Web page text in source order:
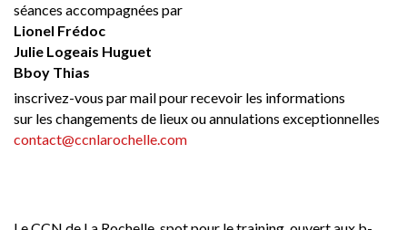
séances accompagnées par
Lionel Frédoc
Julie Logeais Huguet
Bboy Thias
inscrivez-vous par mail pour recevoir les informations
sur les changements de lieux ou annulations exceptionnelles
contact@ccnlarochelle.com